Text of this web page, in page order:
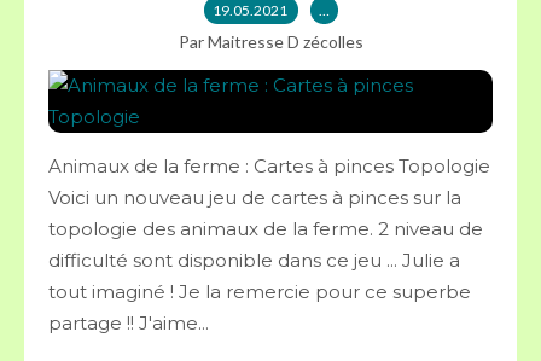
19.05.2021 …
Par Maitresse D zécolles
Animaux de la ferme : Cartes à pinces Topologie
Voici un nouveau jeu de cartes à pinces sur la
topologie des animaux de la ferme. 2 niveau de
difficulté sont disponible dans ce jeu ... Julie a
tout imaginé ! Je la remercie pour ce superbe
partage !! J'aime...